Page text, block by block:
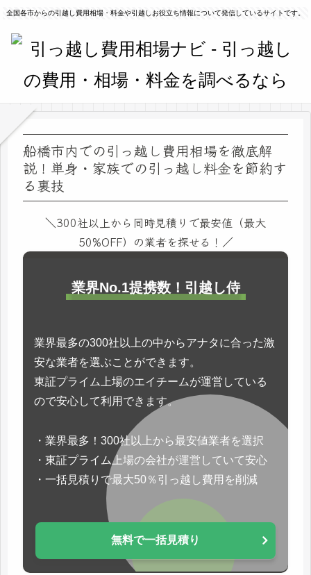
全国各市からの引越し費用相場・料金や引越しお役立ち情報について発信しているサイトです。
船橋市内での引っ越し費用相場を徹底解
説！単身・家族での引っ越し料金を節約す
る裏技
＼300社以上から同時見積りで最安値（最大
50%OFF）の業者を探せる！／
業界No.1提携数！引越し侍
業界最多の300社以上の中からアナタに合った激
安な業者を選ぶことができます。
東証プライム上場のエイチームが運営している
ので安心して利用できます。
・業界最多！300社以上から最安値業者を選択
・東証プライム上場の会社が運営していて安心
・一括見積りで最大50％引っ越し費用を削減
無料で一括見積り